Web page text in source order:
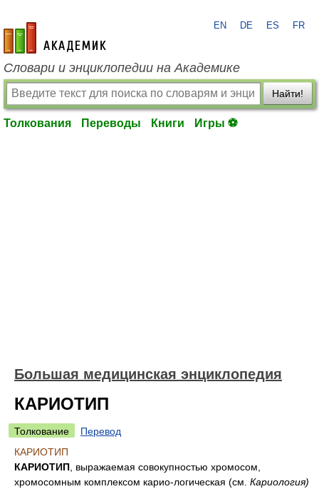
academic.ru
EN DE ES FR
Словари и энциклопедии на Академике
Найти!
Толкования Переводы Книги Игры ⚽
Большая медицинская энциклопедия
КАРИОТИП
Толкование
Перевод
КАРИОТИП
КАРИОТИП , выражаемая совокупностью хромосом,
хромосомным комплексом карио-логическая (см. Кариология)